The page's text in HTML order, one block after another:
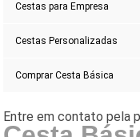
Cestas para Empresa
Cestas Personalizadas
Comprar Cesta Básica